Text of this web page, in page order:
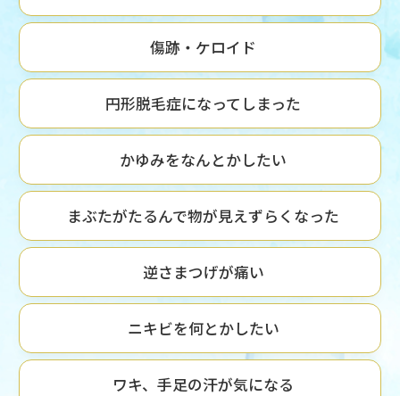
傷跡・ケロイド
円形脱毛症になってしまった
かゆみをなんとかしたい
まぶたがたるんで物が見えずらくなった
逆さまつげが痛い
ニキビを何とかしたい
ワキ、手足の汗が気になる